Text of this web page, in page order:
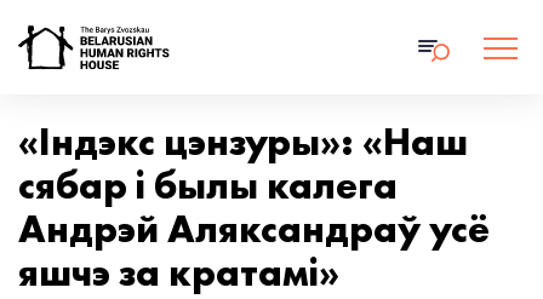
«Індэкс цэнзуры»: «Наш
сябар і былы калега
Андрэй Аляксандраў усё
яшчэ за кратамі»